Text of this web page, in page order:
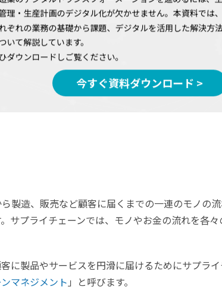
製造、販売など顧客に届くまでの一連のモノの
サプライチェーンでは、モノやお金の流れを各々
に製品やサービスを円滑に届けるためにサプラ
マネジメント 」と呼びます。